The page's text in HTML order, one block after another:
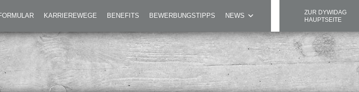
KARRIEREWEGE BENEFITS BEWERBUNGSTIPPS NEWS
WIEN | DYWIDAG STAND
ZUR DYWIDAG
HAUPTSEITE